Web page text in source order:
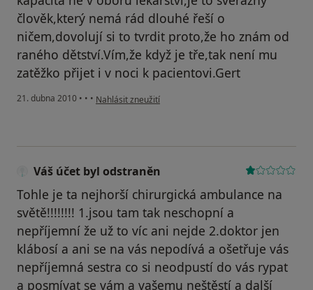
člověk,který nemá rád dlouhé řeší o
ničem,dovolují si to tvrdit proto,že ho znám od
raného dětství.Vím,že když je tře,tak není mu
zatěžko přijet i v noci k pacientovi.Gert
21. dubna 2010 • • • podle názoru uživatele Váš účet byl odstraněn
Nahlásit zneužití
Váš účet byl odstraněn
Tohle je ta nejhorší chirurgická ambulance na
světě!!!!!!!! 1.jsou tam tak neschopní a
nepříjemní že už to víc ani nejde 2.doktor jen
klábosí a ani se na vás nepodívá a ošetřuje vás
nepříjemná sestra co si neodpustí do vás rypat
a posmívat se vám a vašemu neštěstí a další